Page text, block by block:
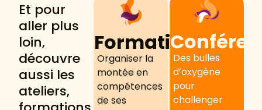
Et pour
aller plus
loin,
découvre
aussi les
ateliers,
Formation
Organiser la
montée en
compétences
de ses
Des bulles
d’oxygène
pour
challenger